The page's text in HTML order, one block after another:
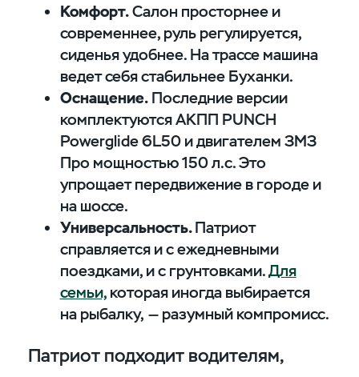
Комфорт.Салон просторнее и
современнее, руль регулируется,
сиденья удобнее. На трассе машина
ведет себя стабильнее Буханки.
Оснащение.Последние версии
комплектуются АКПП PUNCH
Powerglide 6L50 и двигателем ЗМЗ
Про мощностью 150 л.с. Это
упрощает передвижение в городе и
на шоссе.
Универсальность.Патриот
справляется и с ежедневными
поездками, и с грунтовками.Для
семьи,которая иногда выбирается
на рыбалку, — разумный компромисс.
Патриот подходит водителям,